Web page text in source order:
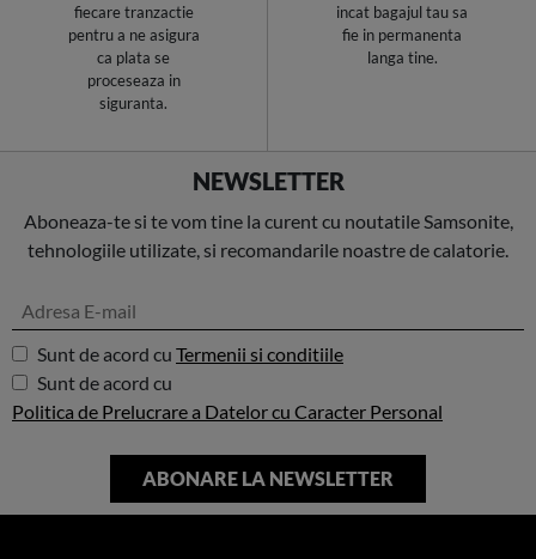
fiecare tranzactie
pentru a ne asigura
ca plata se
proceseaza in
siguranta.
incat bagajul tau sa
fie in permanenta
langa tine.
NEWSLETTER
Aboneaza-te si te vom tine la curent cu noutatile Samsonite,
tehnologiile utilizate, si recomandarile noastre de calatorie.
Sunt de acord cu Termenii si conditiile
Sunt de acord cu
Politica de Prelucrare a Datelor cu Caracter Personal